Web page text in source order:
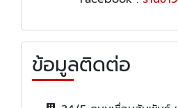
ข้อมูลติดต่อ